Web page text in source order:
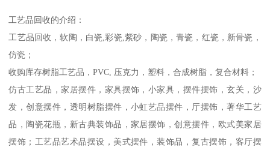
工艺品回收的介绍：
工艺品回收，软陶，白瓷,彩瓷,紫砂，陶瓷，青瓷，红瓷，新骨瓷，
仿瓷；
收购库存树脂工艺品，PVC, 压克力，塑料，合成树脂，复合材料；
仿古工艺品，家居摆件，家具摆饰，小家具，摆件摆饰，玄关，沙
发，创意摆件，透明树脂摆件，小虹艺品摆件，厅摆饰，著华工艺
品，陶瓷花瓶，新古典装饰品，家居摆饰，创意摆件，欧式美家居
摆饰；工艺品艺术品摆设，美式摆件，装饰品，复古摆饰，客厅摆